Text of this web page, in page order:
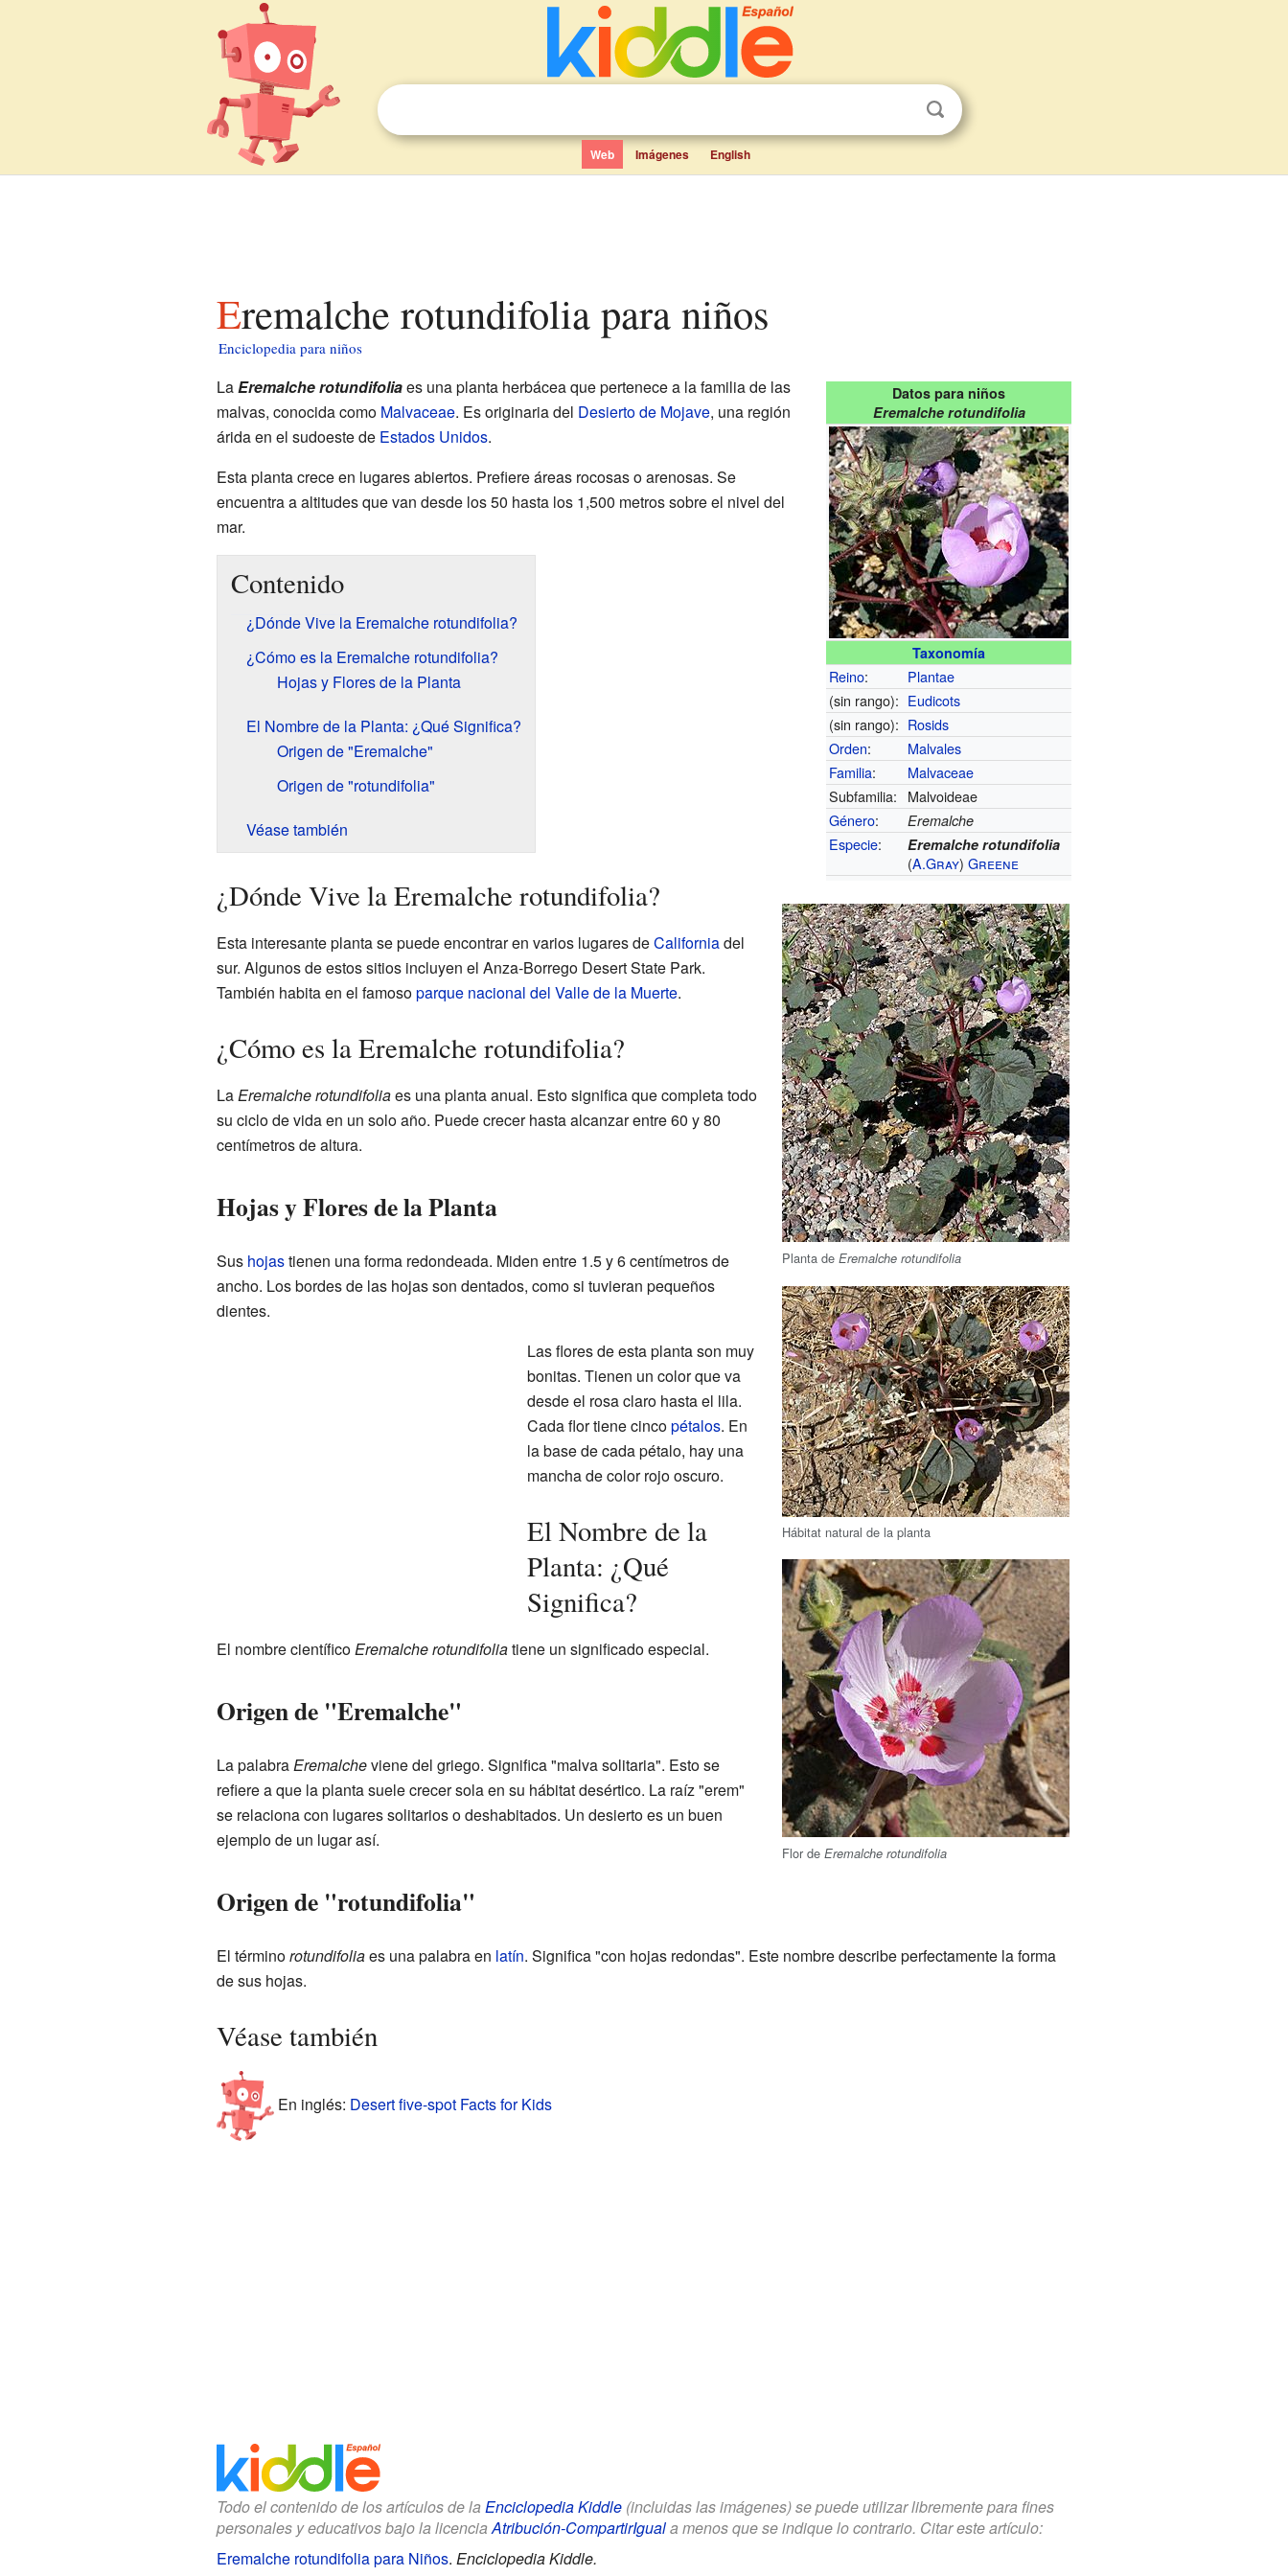
Web Imágenes English
Eremalche rotundifolia para niños
Enciclopedia para niños
Datos para niños
Eremalche rotundifolia
Taxonomía
Reino:
Plantae
(sin rango): Eudicots
(sin rango): Rosids
Orden:
Malvales
Familia:
Malvaceae
Subfamilia:
Malvoideae
Género: Eremalche
Especie: Eremalche rotundifolia
(A.Gray)Greene
LaEremalche rotundifoliaes una planta herbácea que pertenece a la familia de las
malvas, conocida como Malvaceae. Es originaria del Desierto de Mojave, una región
árida en el sudoeste de Estados Unidos.
Esta planta crece en lugares abiertos. Prefiere áreas rocosas o arenosas. Se
encuentra a altitudes que van desde los 50 hasta los 1,500 metros sobre el nivel del
mar.
Planta deEremalche rotundifolia
Contenido
¿Dónde Vive la Eremalche rotundifolia?
¿Cómo es la Eremalche rotundifolia?
Hojas y Flores de la Planta
El Nombre de la Planta: ¿Qué Significa?
Origen de "Eremalche"
Origen de "rotundifolia"
Véase también
¿Dónde Vive la Eremalche rotundifolia?
Esta interesante planta se puede encontrar en varios lugares deCaliforniadel
sur. Algunos de estos sitios incluyen el Anza-Borrego Desert State Park.
También habita en el famosoparque nacional del Valle de la Muerte.
Hábitat natural de la planta
¿Cómo es la Eremalche rotundifolia?
LaEremalche rotundifoliaes una planta anual. Esto significa que completa todo
su ciclo de vida en un solo año. Puede crecer hasta alcanzar entre 60 y 80
centímetros de altura.
Hojas y Flores de la Planta
Sus hojastienen una forma redondeada. Miden entre 1.5 y 6 centímetros de
ancho. Los bordes de las hojas son dentados, como si tuvieran pequeños
dientes.
Las flores de esta planta son muy
bonitas. Tienen un color que va
desde el rosa claro hasta el lila.
Cada flor tiene cincopétalos. En
la base de cada pétalo, hay una
mancha de color rojo oscuro.
Flor deEremalche rotundifolia
El Nombre de la
Planta: ¿Qué
Significa?
El nombre científicoEremalche rotundifoliatiene un significado especial.
Origen de "Eremalche"
La palabraEremalcheviene del griego. Significa "malva solitaria". Esto se
refiere a que la planta suele crecer sola en su hábitat desértico. La raíz "erem"
se relaciona con lugares solitarios o deshabitados. Un desierto es un buen
ejemplo de un lugar así.
Origen de "rotundifolia"
El términorotundifoliaes una palabra en latín. Significa "con hojas redondas". Este nombre describe perfectamente la forma
de sus hojas.
Véase también
En inglés: Desert five-spot Facts for Kids
Todo el contenido de los artículos de la Enciclopedia Kiddle(incluidas las imágenes) se puede utilizar libremente para fines
personales y educativos bajo la licenciaAtribución-CompartirIguala menos que se indique lo contrario. Citar este artículo:
Eremalche rotundifolia para Niños. Enciclopedia Kiddle.